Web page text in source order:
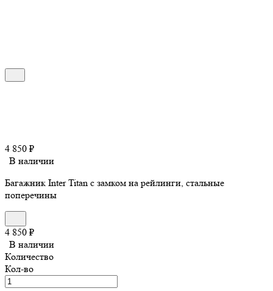
4 850 ₽
В наличии
Багажник Inter Titan с замком на рейлинги, стальные
поперечины
4 850 ₽
В наличии
Количество
Кол-во